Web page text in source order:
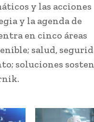
y las acciones
y la agenda de
en cinco áreas
salud,
soluciones